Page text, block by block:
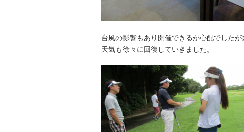
台風の影響もあり開催できるか心配でした
天気も徐々に回復していきました。